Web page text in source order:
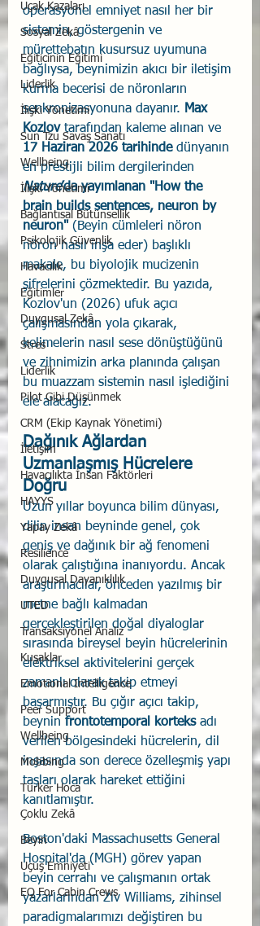
Uçak Kazaları
Sosyal Zekâ
Eğiticinin Eğitimi
Liderlik
İlişki Yönetimi
Sun Tzu Savaş Sanatı
Wellbeing
İlişki Yönetimi
Bağlantısal Bütünsellik
Psikolojik Güvenlik
Havacılık
Eğitimler
Duygusal Zekâ
Stres
Liderlik
Pilot Gibi Düşünmek
CRM (Ekip Kaynak Yönetimi)
İletişim
Havacılıkta İnsan Faktörleri
HAYYS
Yapay Zekâ
Resilience
Duygusal Dayanıklılık
UTED
Transaksiyonel Analiz
Kuşaklar
Emotional Intelligence
Peer Support
Wellbeing
Mobbing
Türker Hoca
Çoklu Zekâ
Beyin
Uçuş Emniyeti
EQ For Cabin Crews
operasyonel emniyet nasıl her bir
sistemin, göstergenin ve
mürettebatın kusursuz uyumuna
bağlıysa, beynimizin akıcı bir iletişim
kurma becerisi de nöronların
senkronizasyonuna dayanır. Max
Kozlov tarafından kaleme alınan ve
17 Haziran 2026 tarihinde dünyanın
en prestijli bilim dergilerinden
Nature’da yayımlanan "How the
brain builds sentences, neuron by
neuron" (Beyin cümleleri nöron
nöron nasıl inşa eder) başlıklı
makale, bu biyolojik mucizenin
şifrelerini çözmektedir. Bu yazıda,
Kozlov'un (2026) ufuk açıcı
çalışmasından yola çıkarak,
kelimelerin nasıl sese dönüştüğünü
ve zihnimizin arka planında çalışan
bu muazzam sistemin nasıl işlediğini
ele alacağız.
Dağınık Ağlardan
Uzmanlaşmış Hücrelere
Doğru
Uzun yıllar boyunca bilim dünyası,
dilin insan beyninde genel, çok
geniş ve dağınık bir ağ fenomeni
olarak çalıştığına inanıyordu. Ancak
araştırmacılar, önceden yazılmış bir
metne bağlı kalmadan
gerçekleştirilen doğal diyaloglar
sırasında bireysel beyin hücrelerinin
elektriksel aktivitelerini gerçek
zamanlı olarak takip etmeyi
başarmıştır. Bu çığır açıcı takip,
beynin frontotemporal korteks adı
verilen bölgesindeki hücrelerin, dil
inşasında son derece özelleşmiş yapı
taşları olarak hareket ettiğini
kanıtlamıştır.
Boston'daki Massachusetts General
Hospital'da (MGH) görev yapan
beyin cerrahı ve çalışmanın ortak
yazarlarından Ziv Williams, zihinsel
paradigmalarımızı değiştiren bu